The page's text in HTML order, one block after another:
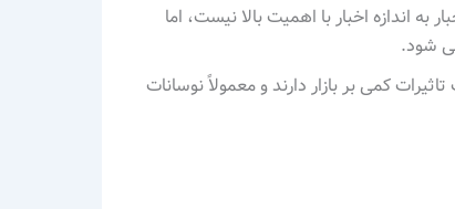
به اندازه اخبار با اهمیت بالا نیست، اما
شود.
کمی بر بازار دارند و معمولاً نوسانات